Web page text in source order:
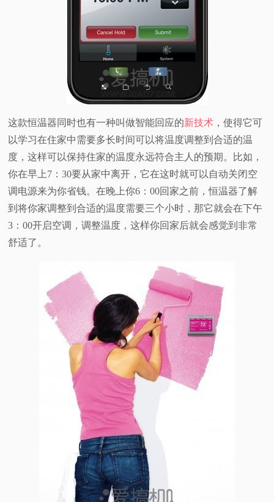
这款恒温器同时也有一种叫做智能回应的新技术 ，使得它可
以学习在住家中需要多长时间可以将温度调整到合适的温
度，这样可以保持住家的温度永远符合主人的预期。比如，
你在早上7：30要从家中离开，它在这时就可以自动关闭空
调电源来为你省钱。在晚上你6：00回家之前，恒温器了解
到将你家调整到合适的温度需要三个小时，那它就会在下午
3：00开启空调，调整温度，这样你回家后就会感觉到非常
舒适了。